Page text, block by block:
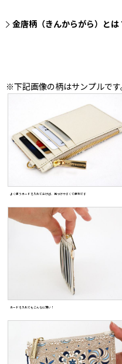
金唐柄（きんからがら）とは
※下記画像の柄はサンプルです
よく使うカードを入れておけば、見つけやすくて便利です
カードを入れてもこんなに薄い！